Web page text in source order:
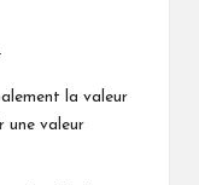
la valeur
une valeur